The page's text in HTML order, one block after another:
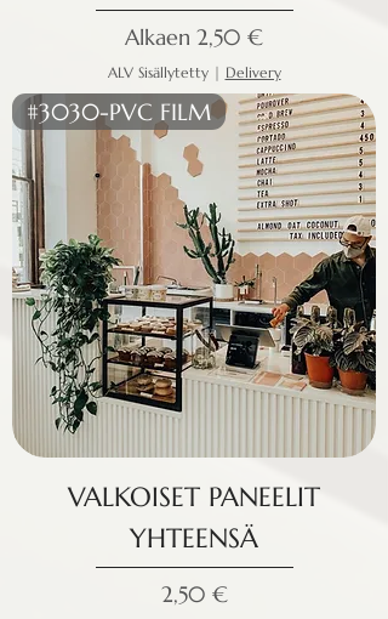
Alkaen 2,50 €
Alehinta
ALV Sisällytetty| Delivery
#3030-PVC FILM
VALKOISET PANEELIT
YHTEENSÄ
Hinta
2,50 €